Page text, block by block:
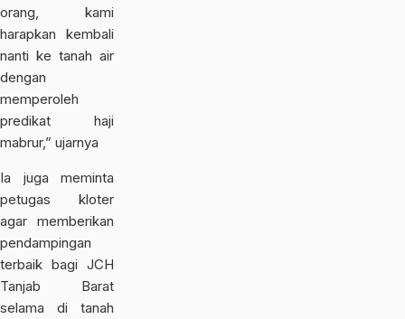
orang, kami
harapkan kembali
nanti ke tanah air
dengan
memperoleh
predikat haji
mabrur,” ujarnya
Ia juga meminta
petugas kloter
agar memberikan
pendampingan
terbaik bagi JCH
Tanjab Barat
selama di tanah